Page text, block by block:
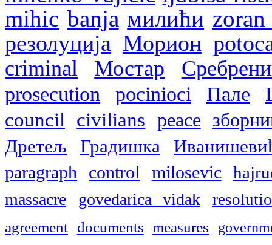
mihic banja милићи
резолуција Морион
criminal Мостар
prosecution pocinioci Пале
council
civilians peace
Дретељ
Градишка
paragraph control milosevic
massacre govedarica vidak
agreement documents measures